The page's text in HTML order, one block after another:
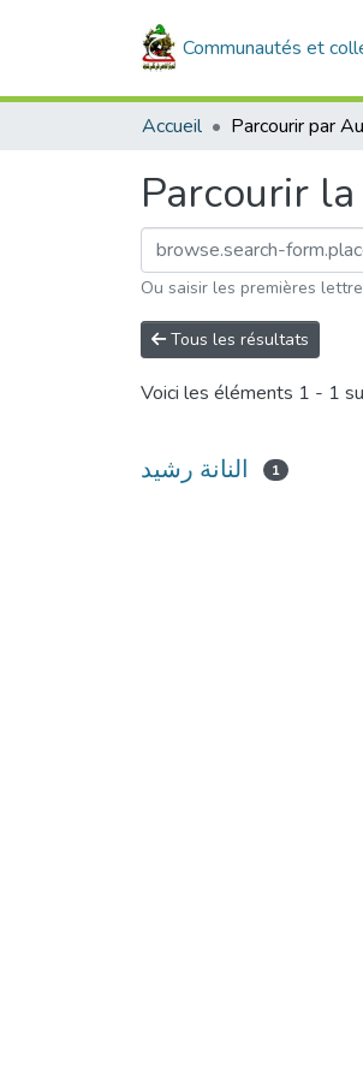
Communautés et
Accueil Parcourir par
Parcourir
Ou saisir les premières
Tous les résultats
Voici les éléments 1 - 1
النانة رشيد 1